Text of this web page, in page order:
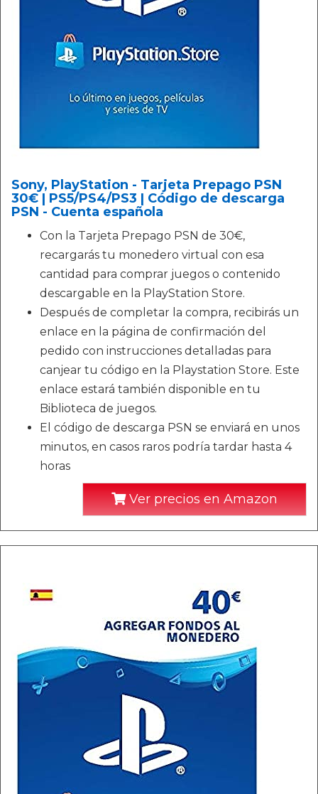
Sony, PlayStation - Tarjeta Prepago PSN
30€ | PS5/PS4/PS3 | Código de descarga
PSN - Cuenta española
Con la Tarjeta Prepago PSN de 30€,
recargarás tu monedero virtual con esa
cantidad para comprar juegos o contenido
descargable en la PlayStation Store.
Después de completar la compra, recibirás un
enlace en la página de confirmación del
pedido con instrucciones detalladas para
canjear tu código en la Playstation Store. Este
enlace estará también disponible en tu
Biblioteca de juegos.
El código de descarga PSN se enviará en unos
minutos, en casos raros podría tardar hasta 4
horas
Ver precios en Amazon